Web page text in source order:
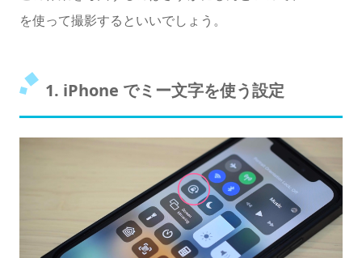
を使って撮影するといいでしょう。
1. iPhone でミー文字を使う設定